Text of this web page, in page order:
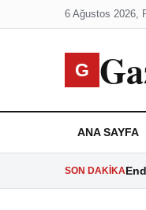
6 Ağustos 2026,
G
ANA SAYFA
SON DAKIKA